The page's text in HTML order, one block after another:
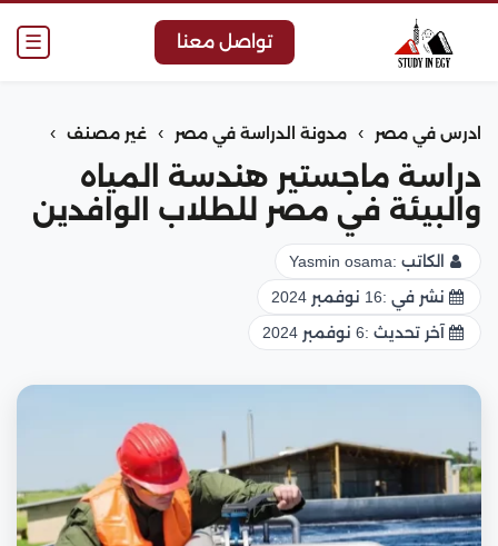
☰ تواصل معنا
ادرس في مصر › مدونة الدراسة في مصر › غير مصنف ›
دراسة ماجستير هندسة المياه
والبيئة في مصر للطلاب الوافدين
الكاتب :Yasmin osama
نشر في :16 نوفمبر 2024
آخر تحديث :6 نوفمبر 2024